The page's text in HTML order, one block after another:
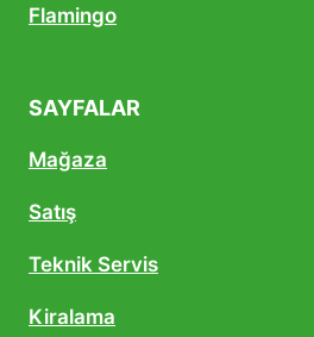
Flamingo
SAYFALAR
Mağaza
Satış
Teknik Servis
Kiralama